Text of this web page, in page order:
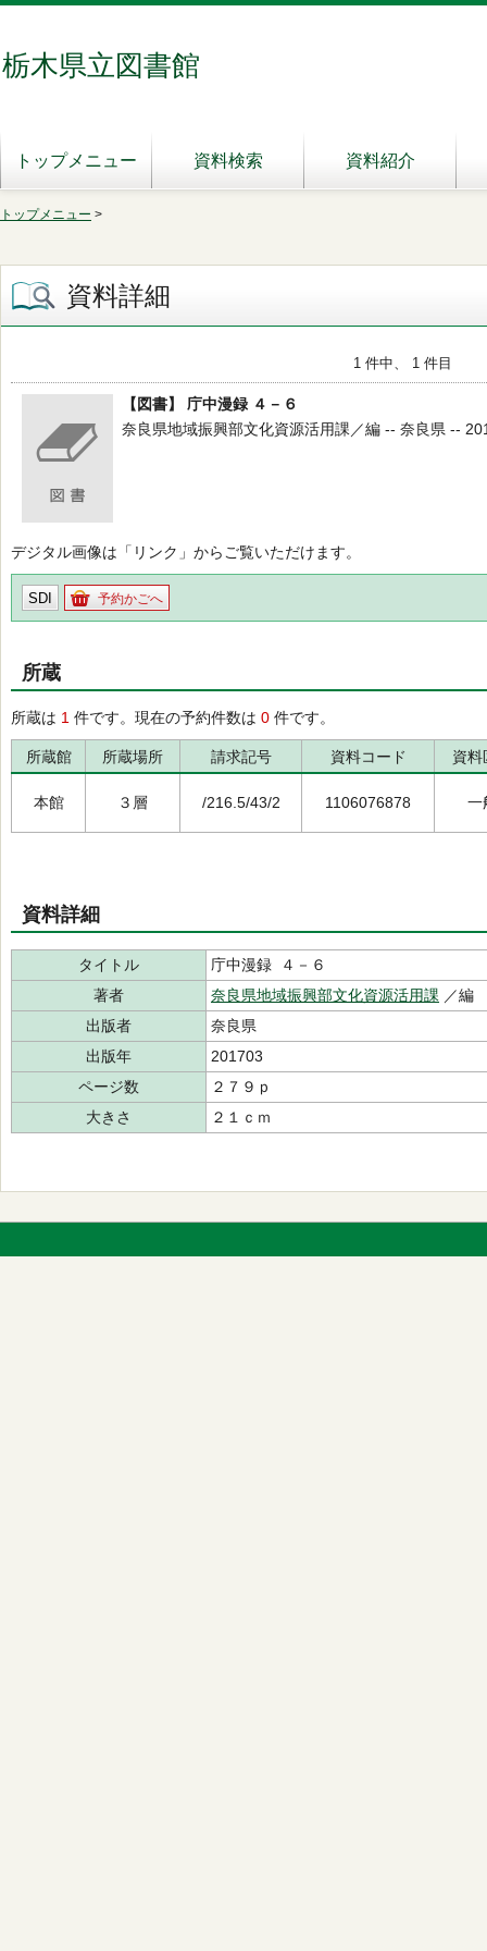
栃木県立図書館
トップメニュー 資料検索 資料紹介
トップメニュー >
資料詳細
1 件中、 1 件目
【図書】 庁中漫録 ４－６
奈良県地域振興部文化資源活用課／編 -- 奈良県 --
デジタル画像は「リンク」からご覧いただけます。
SDI 予約かごへ
所蔵
所蔵は 1 件です。現在の予約件数は 0 件です。
所蔵館 所蔵場所 請求記号 資料コード 資料
本館 ３層 /216.5/43/2 1106076878 一
資料詳細
タイトル
庁中漫録 ４－６
著者
奈良県地域振興部文化資源活用課 ／編
出版者
奈良県
出版年
201703
ページ数
２７９ｐ
大きさ
２１ｃｍ